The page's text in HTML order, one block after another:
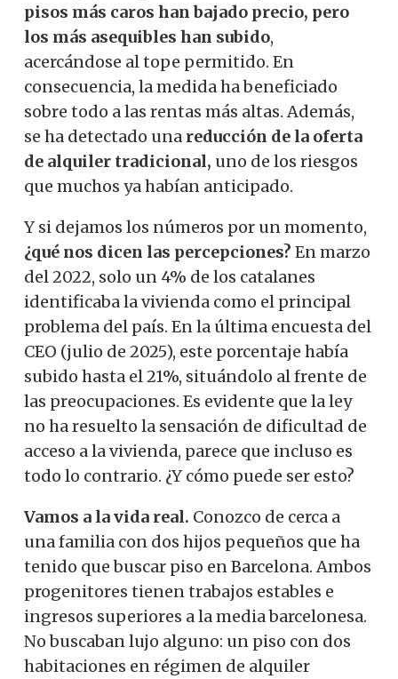
pisos más caros han bajado precio, pero
los más asequibles han subido,
acercándose al tope permitido. En
consecuencia, la medida ha beneficiado
sobre todo a las rentas más altas. Además,
se ha detectado una reducción de la oferta
de alquiler tradicional, uno de los riesgos
que muchos ya habían anticipado.
Y si dejamos los números por un momento,
¿qué nos dicen las percepciones? En marzo
del 2022, solo un 4% de los catalanes
identificaba la vivienda como el principal
problema del país. En la última encuesta del
CEO (julio de 2025), este porcentaje había
subido hasta el 21%, situándolo al frente de
las preocupaciones. Es evidente que la ley
no ha resuelto la sensación de dificultad de
acceso a la vivienda, parece que incluso es
todo lo contrario. ¿Y cómo puede ser esto?
Vamos a la vida real. Conozco de cerca a
una familia con dos hijos pequeños que ha
tenido que buscar piso en Barcelona. Ambos
progenitores tienen trabajos estables e
ingresos superiores a la media barcelonesa.
No buscaban lujo alguno: un piso con dos
habitaciones en régimen de alquiler